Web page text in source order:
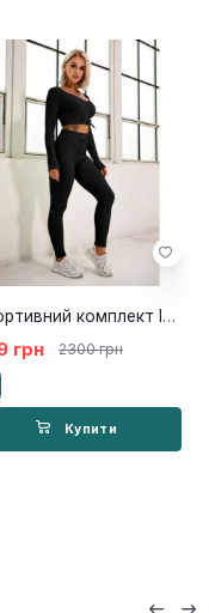
Спортивний комплект Ino Black
грн 2300 грн
Купити